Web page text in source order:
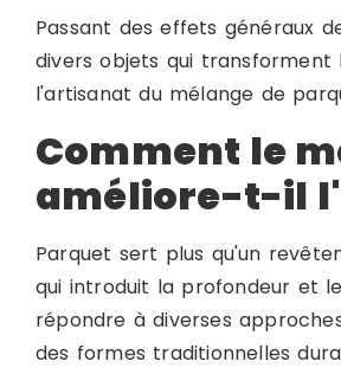
Passant des effets généraux
divers objets qui transforment
l'artisanat du mélange de
Comment le
améliore-t-il
Parquet sert plus qu'un
qui introduit la profondeur et
répondre à diverses
des formes traditionnelles